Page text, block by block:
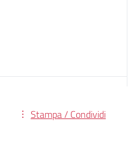
Stampa / Condividi